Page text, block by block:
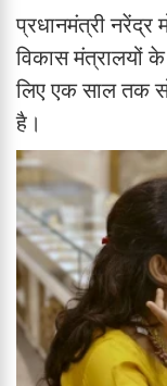
प्रधानमंत्री नरेंद्र
विकास मंत्रालयों
लिए एक साल तक
है।